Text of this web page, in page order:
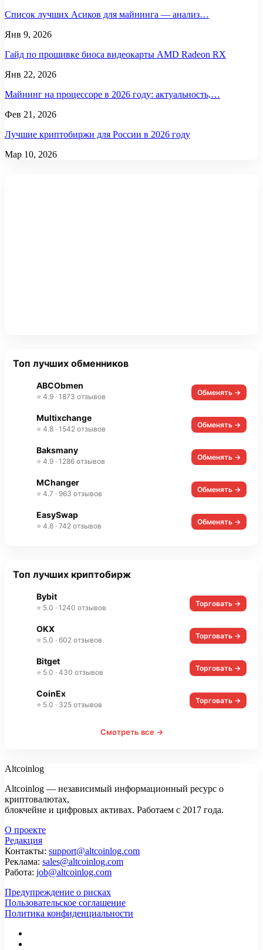
Список лучших Асиков для майнинга — анализ…
Янв 9, 2026
Гайд по прошивке биоса видеокарты AMD Radeon RX
Янв 22, 2026
Майнинг на процессоре в 2026 году: актуальность,…
Фев 21, 2026
Лучшие криптобиржи для России в 2026 году
Мар 10, 2026
Топ лучших обменников
ABCObmen
⭐ 4.9 · 1873 отзывов Обменять →
Multixchange
⭐ 4.8 · 1542 отзывов Обменять →
Baksmany
⭐ 4.9 · 1286 отзывов Обменять →
MChanger
⭐ 4.7 · 963 отзывов Обменять →
EasySwap
⭐ 4.8 · 742 отзывов Обменять →
Топ лучших криптобирж
Bybit
⭐ 5.0 · 1240 отзывов Торговать →
OKX
⭐ 5.0 · 602 отзывов Торговать →
Bitget
⭐ 5.0 · 430 отзывов Торговать →
CoinEx
⭐ 5.0 · 325 отзывов Торговать →
Смотреть все →
Altcoinlog
Altcoinlog — независимый информационный ресурс о
криптовалютах,
блокчейне и цифровых активах. Работаем с 2017 года.
О проекте
Редакция
Контакты: support@altcoinlog.com
Реклама: sales@altcoinlog.com
Работа: job@altcoinlog.com
Предупреждение о рисках
Пользовательское соглашение
Политика конфиденциальности